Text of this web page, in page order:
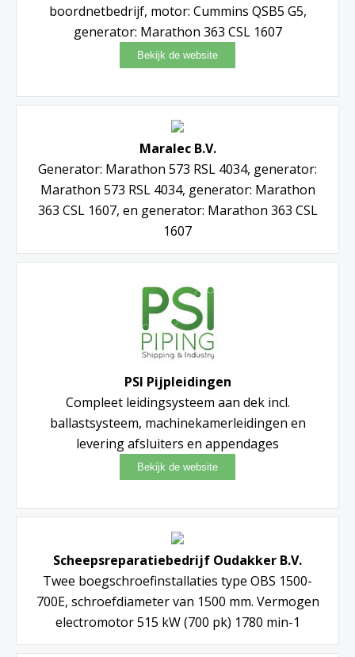
boordnetbedrijf, motor: Cummins QSB5 G5,
generator: Marathon 363 CSL 1607
Maralec B.V.
Generator: Marathon 573 RSL 4034, generator:
Marathon 573 RSL 4034, generator: Marathon
363 CSL 1607, en generator: Marathon 363 CSL
1607
PSI Pijpleidingen
Compleet leidingsysteem aan dek incl.
ballastsysteem, machinekamerleidingen en
levering afsluiters en appendages
Scheepsreparatiebedrijf Oudakker B.V.
Twee boegschroefinstallaties type OBS 1500-
700E, schroefdiameter van 1500 mm. Vermogen
electromotor 515 kW (700 pk) 1780 min-1